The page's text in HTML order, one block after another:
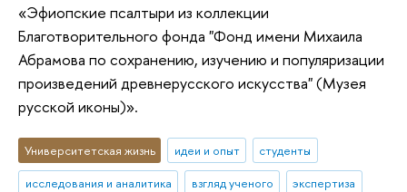
«Эфиопские псалтыри из коллекции
Благотворительного фонда "Фонд имени Михаила
Абрамова по сохранению, изучению и популяризации
произведений древнерусского искусства" (Музея
русской иконы)».
Университетская жизнь идеи и опыт
студенты
исследования и аналитика
взгляд ученого
экспертиза